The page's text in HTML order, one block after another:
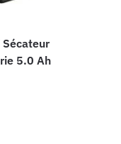
Sécateur
5.0 Ah